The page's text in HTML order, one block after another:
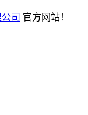
司 官方网站！